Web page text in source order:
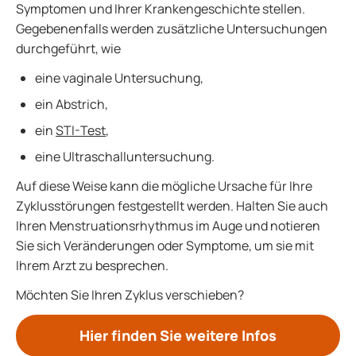
Symptomen und Ihrer Krankengeschichte stellen.
Gegebenenfalls werden zusätzliche Untersuchungen
durchgeführt, wie
eine vaginale Untersuchung,
ein Abstrich,
einSTI-Test,
eine Ultraschalluntersuchung.
Auf diese Weise kann die mögliche Ursache für Ihre
Zyklusstörungen festgestellt werden. Halten Sie auch
Ihren Menstruationsrhythmus im Auge und notieren
Sie sich Veränderungen oder Symptome, um sie mit
Ihrem Arzt zu besprechen.
Möchten Sie Ihren Zyklus verschieben?
Hier finden Sie weitere Infos